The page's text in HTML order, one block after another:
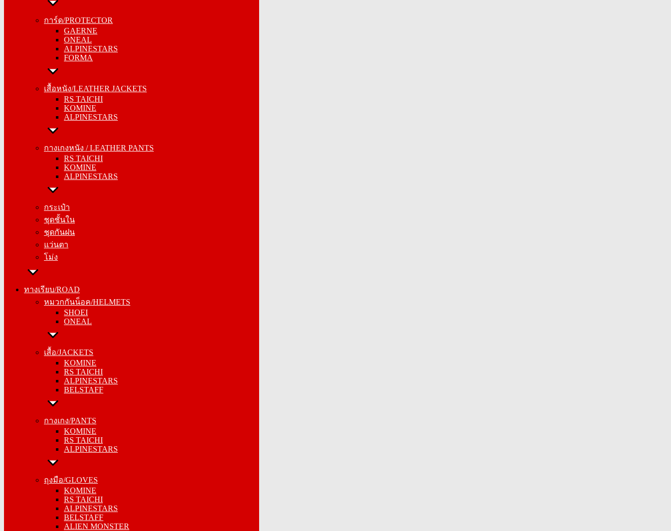
การ์ด/PROTECTOR
GAERNE
ONEAL
ALPINESTARS
FORMA
เสื้อหนัง/LEATHER JACKETS
RS TAICHI
KOMINE
ALPINESTARS
กางเกงหนัง / LEATHER PANTS
RS TAICHI
KOMINE
ALPINESTARS
กระเป๋า
ชุดชั้นใน
ชุดกันฝน
แว่นตา
โม่ง
ทางเรียบ/ROAD
หมวกกันน็อค/HELMETS
SHOEI
ONEAL
เสื้อ/JACKETS
KOMINE
RS TAICHI
ALPINESTARS
BELSTAFF
กางเกง/PANTS
KOMINE
RS TAICHI
ALPINESTARS
ถุงมือ/GLOVES
KOMINE
RS TAICHI
ALPINESTARS
BELSTAFF
ALIEN MONSTER
GAERNE
ONEAL
ALPINESTARS
FORMA
RS TAICHI
KOMINE
ALPINESTARS
RS TAICHI
KOMINE
ALPINESTARS
ชุดชั้นใน
ชุดกันฝน
แว่นตา
โม่ง
หมวกกันน็อค/HELMETS
SHOEI
ONEAL
KOMINE
RS TAICHI
ALPINESTARS
BELSTAFF
KOMINE
RS TAICHI
ALPINESTARS
KOMINE
RS TAICHI
ALPINESTARS
BELSTAFF
ALIEN MONSTER